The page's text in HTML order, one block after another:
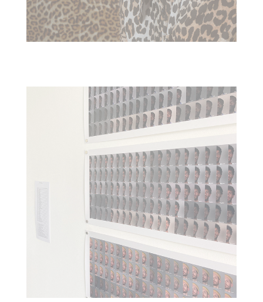
FLOW : GROW IT! SHOW IT!